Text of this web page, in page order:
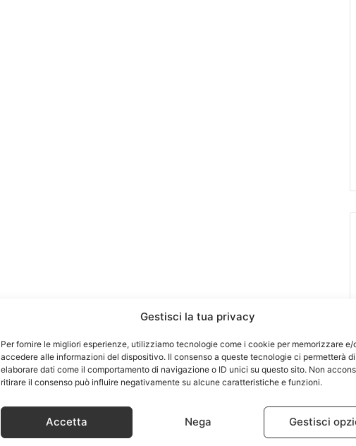
Gestisci la tua privacy
Per fornire le migliori esperienze, utilizziamo tecnologie come i cookie per memorizzare e/
accedere alle informazioni del dispositivo. Il consenso a queste tecnologie ci permetterà di
elaborare dati come il comportamento di navigazione o ID unici su questo sito. Non
ritirare il consenso può influire negativamente su alcune caratteristiche e funzioni.
Accetta Nega Gestisci